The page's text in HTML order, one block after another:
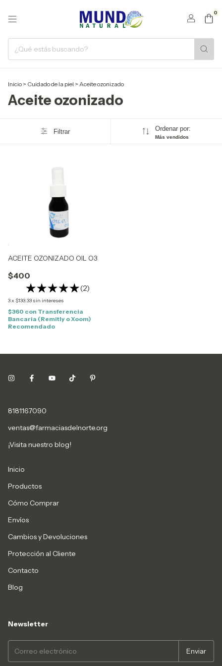
0
Inicio > Cuidado de la piel > Aceite ozonizado
Aceite ozonizado
Filtrar Ordenar por:
Más vendidos
ACEITE OZONIZADO OIL O3
$400
(2)
3x $133.33 sin intereses
$360 con Transferencia
Bancaria (Remitly o Xoom)
Recomendado
8181167090
ventas@farmaciasdelnorte.org
¡Visita nuestro blog!
Inicio
Productos
Cómo Comprar
Envíos
Cambios y Devoluciones
Protección al Cliente
Contacto
Blog
Newsletter